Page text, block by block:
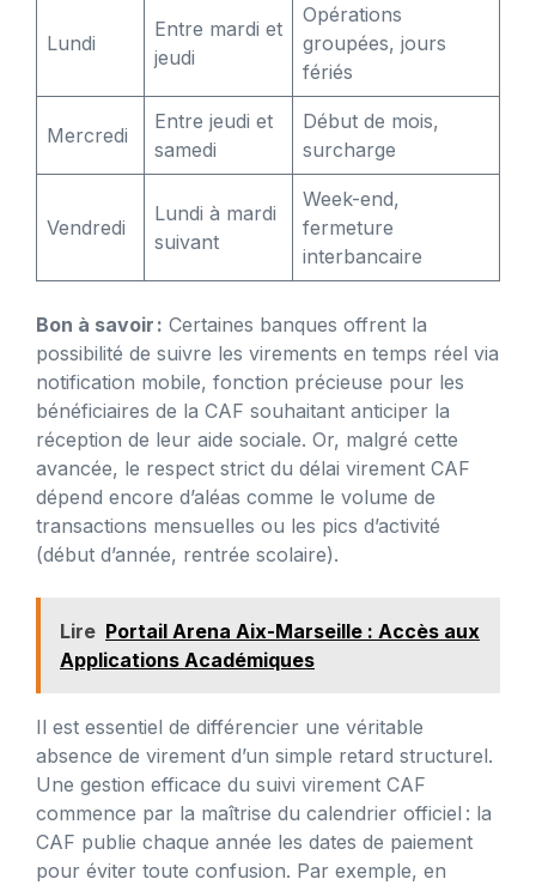
Lundi
Entre mardi et
jeudi
Opérations
groupées, jours
fériés
Mercredi
Entre jeudi et
samedi
Début de mois,
surcharge
Vendredi
Lundi à mardi
suivant
Week-end,
fermeture
interbancaire
Bon à savoir : Certaines banques offrent la
possibilité de suivre les virements en temps réel via
notification mobile, fonction précieuse pour les
bénéficiaires de la CAF souhaitant anticiper la
réception de leur aide sociale. Or, malgré cette
avancée, le respect strict du délai virement CAF
dépend encore d’aléas comme le volume de
transactions mensuelles ou les pics d’activité
(début d’année, rentrée scolaire).
Lire Portail Arena Aix-Marseille : Accès aux
Applications Académiques
Il est essentiel de différencier une véritable
absence de virement d’un simple retard structurel.
Une gestion efficace du suivi virement CAF
commence par la maîtrise du calendrier officiel : la
CAF publie chaque année les dates de paiement
pour éviter toute confusion. Par exemple, en